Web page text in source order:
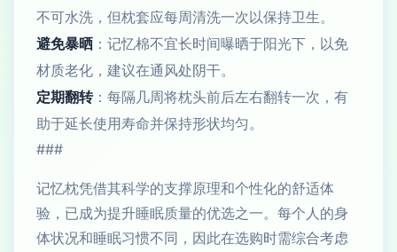
不可水洗，但枕套应每周清洗一次以保持卫生。
避免暴晒 ：记忆棉不宜长时间曝晒于阳光下，以免
材质老化，建议在通风处阴干。
定期翻转：每隔几周将枕头前后左右翻转一次，有
助于延长使用寿命并保持形状均匀。
###
记忆枕凭借其科学的支撑原理和个性化的舒适体
验，已成为提升睡眠质量的优选之一。每个人的身
体状况和睡眠习惯不同，因此在选购时需综合考虑